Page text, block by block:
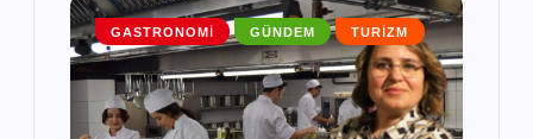
GASTRONOMI GÜNDEM TURIZM